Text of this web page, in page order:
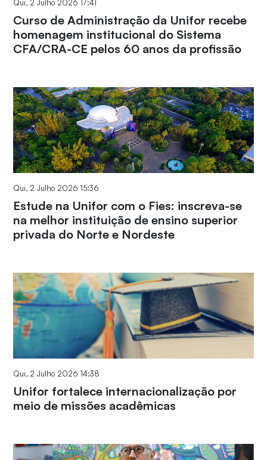
Qui, 2 Julho 2026 17:41
Curso de Administração da Unifor recebe
homenagem institucional do Sistema
CFA/CRA-CE pelos 60 anos da profissão
Qui, 2 Julho 2026 15:36
Estude na Unifor com o Fies: inscreva-se
na melhor instituição de ensino superior
privada do Norte e Nordeste
Qui, 2 Julho 2026 14:38
Unifor fortalece internacionalização por
meio de missões acadêmicas